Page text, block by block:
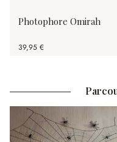
Photophore Omirah
39,95 €